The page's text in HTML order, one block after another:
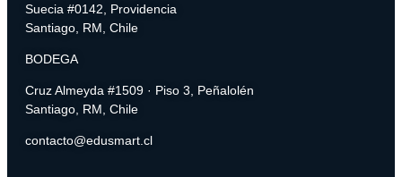
Suecia #0142, Providencia
Santiago, RM, Chile
BODEGA
Cruz Almeyda #1509 · Piso 3, Peñalolén
Santiago, RM, Chile
contacto@edusmart.cl